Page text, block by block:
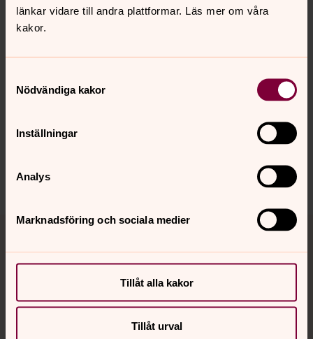
länkar vidare till andra plattformar. Läs mer om våra
kakor.
Nödvändiga kakor
Inställningar
Analys
Marknadsföring och sociala medier
Tillåt alla kakor
Tillåt urval
Synpunkter eller frågor på sidans
rodeby.forsamling@svenskakyrkan.se
Tillbaka till toppen
Tillbaka till innehållet